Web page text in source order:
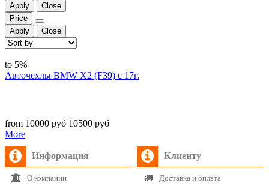
Apply
Close
Price
Apply
Close
to 5%
Авточехлы BMW X2 (F39) с 17г.
from 10000 руб 10500 руб
More
Информация
О компании
Клиенту
Доставка и оплата